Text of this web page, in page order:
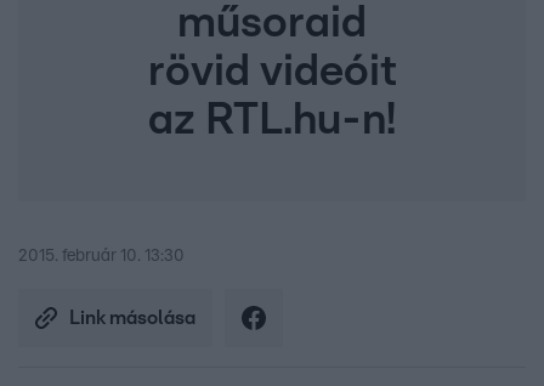
műsoraid
rövid videóit
az RTL.hu-n!
2015. február 10. 13:30
Link másolása